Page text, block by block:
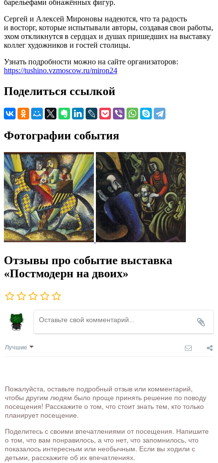
барельефами обнажённых фигур.
Сергей и Алексей Мироновы надеются, что та радость
и восторг, которые испытывали авторы, создавая свои работы,
эхом откликнутся в сердцах и душах пришедших на выставку
коллег художников и гостей столицы.
Узнать подробности можно на сайте организаторов:
https://tushino.vzmoscow.ru/miron24
Поделиться ссылкой
Фотографии события
Отзывы про событие выставка
«Постмодерн на двоих»
Лучшие
Пожалуйста, оставьте подробный отзыв или комментарий,
чтобы другим людям было проще принять решение по поводу
посещения! Расскажите о том, что стоит знать тем, кто только
планирует посещение.
Поделитесь с своими впечатлениями от посещения. Напишите
о том, что вам понравилось, а что нет, что запомнилось, что
показалось интересным или необычным. Если вы ходили с
детьми, расскажите об их впечатлениях.